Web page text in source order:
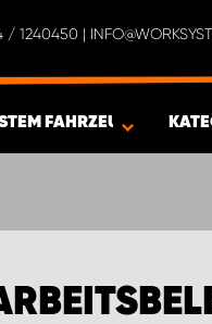
/ 1240450 |